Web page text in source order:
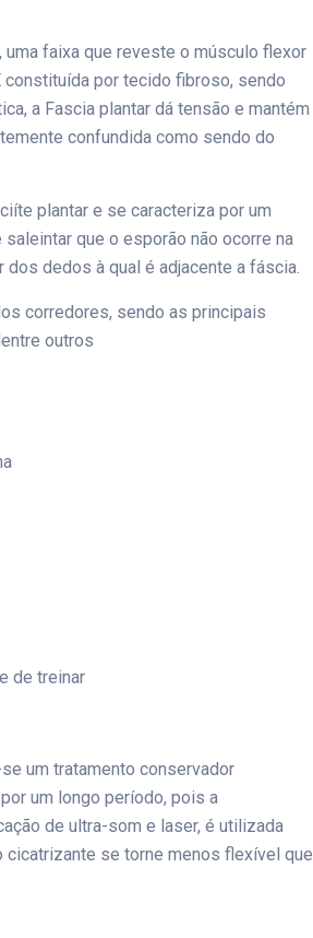
uma faixa que reveste o músculo flexor
por tecido fibroso, sendo
a Fascia plantar dá tensão e mantém
confundida como sendo do
plantar e se caracteriza por um
que o esporão não ocorre na
dedos à qual é adjacente a fáscia.
corredores, sendo as principais
outros
de treinar
um tratamento conservador
um longo período, pois a
de ultra-som e laser, é utilizada
cicatrizante se torne menos flexível que